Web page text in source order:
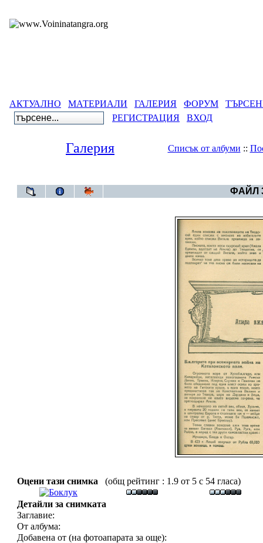
АКТУАЛНО МАТЕРИАЛИ ГАЛЕРИЯ ФОРУМ
РЕГИСТРАЦИЯ
ВХОД
Галерия Списък от албуми ::
ФАЙЛ
Оцени тази снимка (общ рейтинг : 1.9 от 5 с 54 гласа)
Детайли за снимката
Заглавие:
От албума:
Добавена от (на фотоапарата за още):